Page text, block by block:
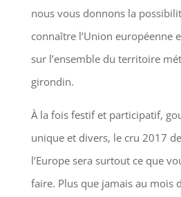
nous vous donnons la
connaître l’Union européenne
sur l’ensemble du territoire
girondin.
À la fois festif et participatif,
unique et divers, le cru 2017
l’Europe sera surtout ce que
faire. Plus que jamais au mois